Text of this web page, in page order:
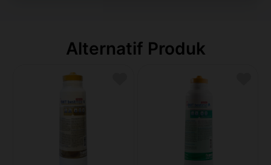
Alternatif Produk